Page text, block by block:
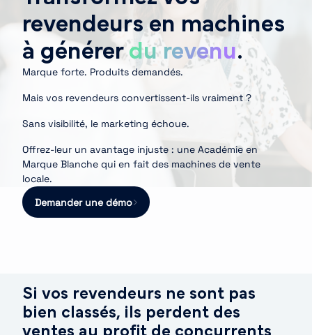
revendeurs en machines
à générerdu revenu.
Marque forte. Produits demandés.
Mais vos revendeurs convertissent-ils vraiment ?
Sans visibilité, le marketing échoue.
Offrez-leur un avantage injuste : une Académie en
Marque Blanche qui en fait des machines de vente
locale.
Demander une démo
Si vos revendeurs ne sont pas
bien classés, ils perdent des
ventes au profit de concurrents